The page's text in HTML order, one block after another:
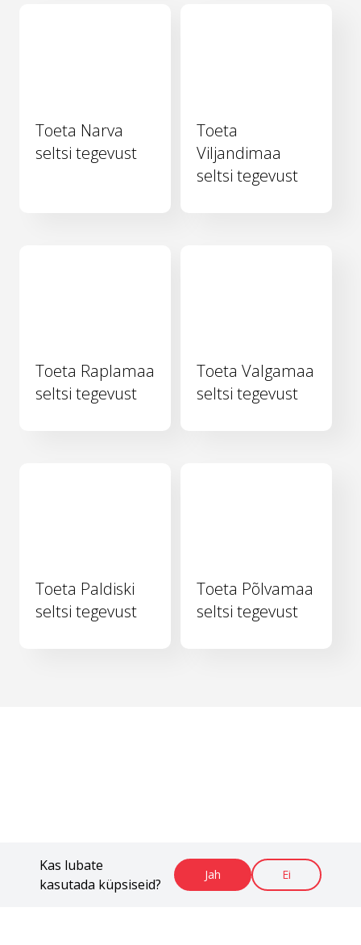
Kas lubate
kasutada küpsiseid?
Jah Ei
Toeta Narva
seltsi tegevust
Toeta
Viljandimaa
seltsi tegevust
Toeta Raplamaa
seltsi tegevust
Toeta Valgamaa
seltsi tegevust
Toeta Paldiski
seltsi tegevust
Toeta Põlvamaa
seltsi tegevust